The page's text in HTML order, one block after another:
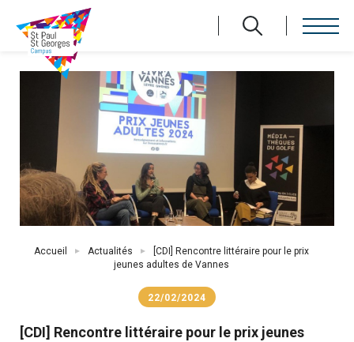
Accueil Actualités
[CDI] Rencontre littéraire pour le prix
jeunes adultes de Vannes
22/02/2024
[CDI] Rencontre littéraire pour le prix jeunes